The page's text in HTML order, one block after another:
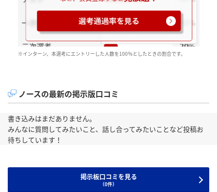
※インターン、本選考にエントリーした人数を100％としたときの割合です。
ノースの最新の掲示版口コミ
書き込みはまだありません。
みんなに質問してみたいこと、話し合ってみたいことなど投稿お
待ちしています！
掲示板口コミを見る
（0件）